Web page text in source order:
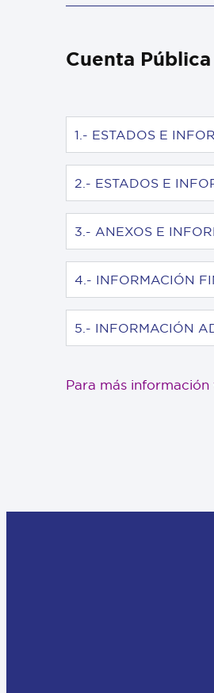
Cuenta
1.- ESTADOS E
2.- ESTADOS E
3.- ANEXOS E
4.- INFORMACIÓN
5.- INFORMACIÓN
Para más